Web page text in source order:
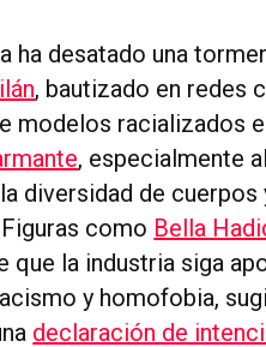
ha desatado una
, bautizado en redes
modelos racializados
, especialmente
diversidad de
como Bella
que la industria siga
y homofobia,
declaración de